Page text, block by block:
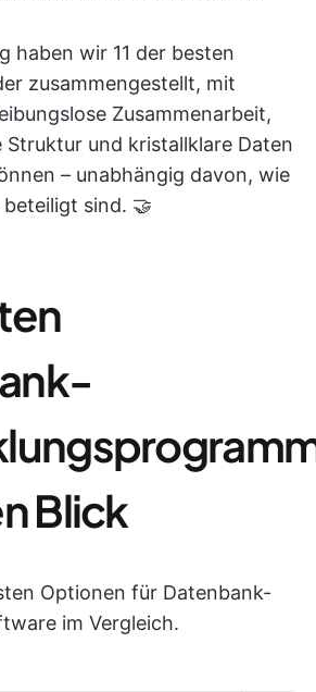
haben wir 11 der besten
zusammengestellt, mit
Zusammenarbeit,
Struktur und kristallklare Daten
– unabhängig davon, wie
sind. 🤝
Blick
Optionen für Datenbank-
im Vergleich.